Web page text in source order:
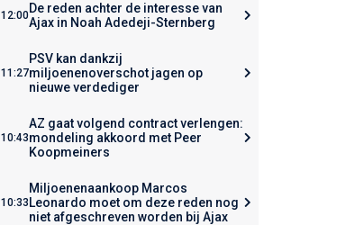
12:00De reden achter de interesse van
Ajax in Noah Adedeji-Sternberg
11:27
PSV kan dankzij
miljoenenoverschot jagen op
nieuwe verdediger
10:43
AZ gaat volgend contract verlengen:
mondeling akkoord met Peer
Koopmeiners
10:33
Miljoenenaankoop Marcos
Leonardo moet om deze reden nog
niet afgeschreven worden bij Ajax